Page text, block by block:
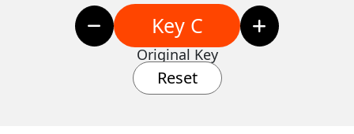
Key C
Original Key
Reset